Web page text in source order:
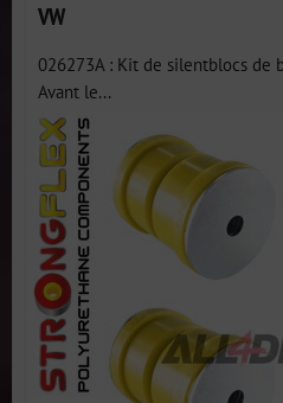
VW
026273A : Kit de silentblocs de
Avant le...